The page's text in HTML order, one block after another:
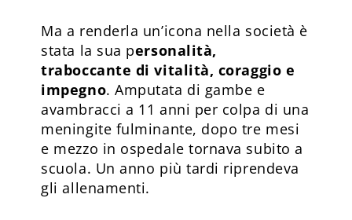
Ma a renderla un’icona nella società è
stata la sua personalità,
traboccante di vitalità, coraggio e
impegno. Amputata di gambe e
avambracci a 11 anni per colpa di una
meningite fulminante, dopo tre mesi
e mezzo in ospedale tornava subito a
scuola. Un anno più tardi riprendeva
gli allenamenti.